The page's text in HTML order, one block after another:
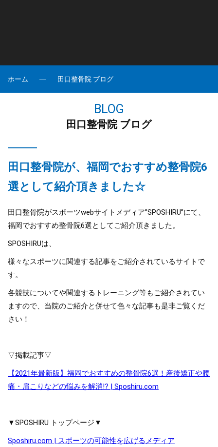
BLOG
田口整骨院 ブログ
ホーム 田口整骨院 ブログ
田口整骨院が、福岡でおすすめ整骨院6
選として紹介頂きました☆
田口整骨院がスポーツwebサイトメディア”SPOSHIRU”にて、
福岡でおすすめ整骨院6選としてご紹介頂きました。
SPOSHIRUは、
様々なスポーツに関連する記事をご紹介されているサイトで
す。
各競技についてや関連するトレーニング等もご紹介されてい
ますので、当院のご紹介と併せて色々な記事も是非ご覧くだ
さい！
▽掲載記事▽
【2021年最新版】福岡でおすすめの整骨院6選！産後矯正や腰
痛・肩こりなどの悩みを解消!? | Sposhiru.com
▼SPOSHIRU トップページ▼
Sposhiru.com | スポーツの可能性を広げるメディア